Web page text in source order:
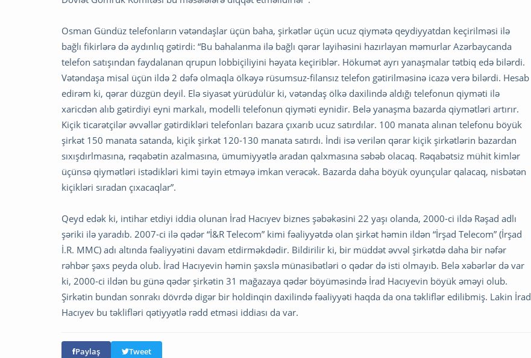
Osman Gündüz telefonların vətəndaşlar üçün baha, şirkətlər üçün ucuz qiymətə qeydiyyatdan keçirilməsi ilə
bağlı fikirlərə də aydınlıq gətirdi: “Bu bahalanma ilə bağlı qərar layihəsini hazırlayan məmurlar Azərbaycanda
telefon satışından faydalanan qrupun lobbiçiliyini həyata keçiriblər. Hökumət ayrı yanaşmalar tətbiq edə bilərdi.
Vətəndaşa misal üçün ildə 2 dəfə olmaqla ölkəyə rüsumsuz-filansız telefon gətirilməsinə icazə verə bilərdi. Hesab
edirəm ki, qərar düzgün deyil. Elə siyasət yürüdülür ki, vətəndaş ölkə daxilində aldığı telefonun qiyməti ilə
xaricdən alıb gətirdiyi eyni markalı, modelli telefonun qiyməti eynidir. Belə yanaşma bazarda qiymətləri artırır.
Kiçik ticarətçilər əvvəllər gətirdikləri telefonları bazara çıxarıb ucuz satırdılar. 100 manata alınan telefonu böyük
şirkət 150 manata satanda, kiçik şirkət 120-130 manata satırdı. İndi isə verilən qərar kiçik şirkətlərin bazardan
sıxışdırlmasına, rəqabətin azalmasına, ümumiyyətlə aradan qalxmasına səbəb olacaq. Rəqabətsiz mühit kimlər
üçünsə qiymətləri istədikləri kimi təyin etməyə imkan verəcək. Bazarda daha böyük oyunçular qalacaq, nisbətən
kiçikləri sıradan çıxacaqlar”.
Qeyd edək ki, intihar etdiyi iddia olunan İrad Hacıyev biznes şəbəkəsini 22 yaşı olanda, 2000-ci ildə Rəşad adlı
şəriki ilə yaradıb. 2007-ci ilə qədər “İ&R Telecom” kimi fəaliyyətdə olan şirkət həmin ildən “İrşad Telecom” (İrşad
İ.R. MMC) adı altında fəaliyyətini davam etdirməkdədir. Bildirilir ki, bir müddət əvvəl şirkətdə daha bir nəfər
rəhbər şəxs peyda olub. İrad Hacıyevin həmin şəxslə münasibətləri o qədər də isti olmayıb. Belə xəbərlər də var
ki, 2000-ci ildən bu günə qədər şirkətin 31 mağazaya qədər böyüməsində İrad Hacıyevin böyük əməyi olub.
Şirkətin bundan sonrakı dövrdə digər bir holdinqin daxilində fəaliyyəti haqda da ona təkliflər edilibmiş. Lakin İrad
Hacıyev bu təklifləri qətiyyətlə rədd etməsi iddiası da var.
Paylaş Tweet